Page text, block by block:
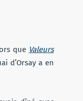
que Valeurs
d’Orsay a en